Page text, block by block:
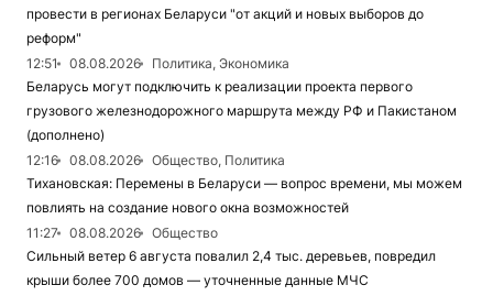
провести в регионах Беларуси "от акций и новых выборов до
реформ"
12:51
08.08.2026
Политика, Экономика
Беларусь могут подключить к реализации проекта первого
грузового железнодорожного маршрута между РФ и Пакистаном
(дополнено)
12:16
08.08.2026
Общество, Политика
Тихановская: Перемены в Беларуси — вопрос времени, мы можем
повлиять на создание нового окна возможностей
11:27
08.08.2026
Общество
Сильный ветер 6 августа повалил 2,4 тыс. деревьев, повредил
крыши более 700 домов — уточненные данные МЧС